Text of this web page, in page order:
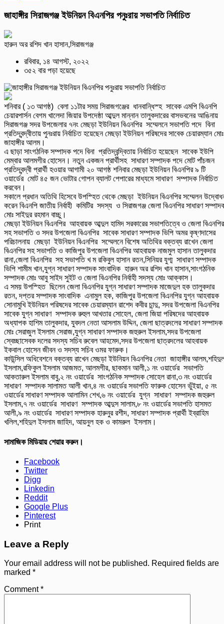
জাহাঙ্গীর সিরাজগঞ্জ ইউনিয়ন বিএনপির পনুঃরায় সভাপতি নির্বাচিত
হারুন অর রশিদ খান হাসান,সিরাজগঞ্জ
রবিবার, ১৪ আগস্ট, ২০২২
৩৫২ বার পড়া হয়েছে
শনিবার ( ১৩ আগষ্ঠ) বেলা ১১টার সময় সিরাজগঞ্জের ধানবান্ধিস্হ সাবেক এমপি বিএনপি
চেয়ারপার্সন বেগম খালেদা জিয়ার উপদেষ্ঠা আব্দুল মান্নান তালুকদারের বাসভবনের আঙিনায়
সিরাজগঞ্জ সদর উপজেলার ৭নং মেছড়া ইউনিয়ন বিএনপির সম্মেলনে সভাপতি পদে বিনা
প্রতিদ্বন্দ্বীতায় পুনঃরায় নির্বাচিত হয়েছেন মেছড়া ইউনিয়ন পরিষদের সাবেক চেয়ারম্যান মোঃ
জাহাঙ্গীর আলম।
এ ছাড়া সাংগঠনিক সম্পাদক পদে বিনা প্রতিদ্বন্দ্বিতায় নির্বাচিত হয়েছেন সাবেক ইউপি
মেম্বার আলমগীর হোসেন। নতুন একজন প্রার্থীসহ সাধারণ সম্পাদক পদে মোট পাঁচজন
প্রতিদ্বন্দ্বী প্রার্থী হওয়ার আগামী ২০ আগষ্ঠ শনিবার মেছড়া ইউনিয়ন বিএনপির ৯ টি
ওয়ার্ডের মোট ৪৫ জন ভোটার গোপন ব্যালট পেপারের মাধ্যমে সাধারণ সম্পাদক নির্বাচিত
করবেন।
সকালে প্রধান অতিথি হিসেবে উপস্হিত থেকে মেছড়া ইউনিয়ন বিএনপির সম্মেলন
করেন বিএনপি জাতীয় নির্বাহী কমিটির সদস্য ও সিরাজগঞ্জ জেলা বিএনপির সাধারণ
মোঃ সাইদুর রহমান বাচ্চু।
মেছড়া ইউনিয়ন বিএনপির আহবায়ক আব্দুল হামিদ সরকারের সভাপতিত্বে ও জেলা বিএনপির
সহ সভাপতি ও সদর উপজেলা বিএনপির সাবেক সাধারণ সম্পাদক ভিপি অমর কৃষ্ণদাসের
পরিচালনায় মেছড়া ইউনিয়ন বিএনপির সম্মেলনে বিশেষ অতিথির বক্তব্য রাখেন জেলা
বিএনপির সহ সভাপতি ও কাজিপুর উপজেলা বিএনপির আহবায়ক নাজমুল হাসান তালুকদার
রানা,জেলা বিএনপির সহ সভাপতি খ ম রকিবুল হাসান রতন,সিনিয়র যুগ্ম সাধারণ সম্পাদক
ভিপি শামীম খান,যুগ্ন সাধারণ সম্পাদক সাংবাদিক হারুন অর রশিদ খান হাসান,সাংগঠনিক
সম্পাদক মোঃ আবু সাইদ সুইট ও জেলা বিএনপির নির্বাহী সদস্য মোঃ আক্কাস।
এ সময় উপস্হিত ছিলেন জেলা বিএনপির যুগ্ন সাধারণ সম্পাদক মাজেদুল হক তালুকদার
রতন, দপ্তর সম্পাদক সাংবাদিক এনামুল হক, কাজিপুর উপজেলা বিএনপির যুগ্ন আহবায়ক
সোনামুখি ইউনিয়ন পরিষদের সাবেক চেয়ারম্যান রাশেদ কবীর চান্দু, সদর উপজেলা বিএনপির
সাবেক যুগ্ন সাধারণ সম্পাদক রুহুল আখতার সোহেল, জেলা জিয়া পরিষদের আহবায়ক
অধ্যাপক হাশিম তালুকদার, যুবদল নেতা আসলাম উদ্দিন, জেলা ছাত্রদলের সাধারণ সম্পাদক
মোঃ সেরাজুল ইসলাম সেরাজ,যুগ্ন সাধারণ সম্পাদক জহুরুল ইসলাম,সদর উপজেলা
স্বেচ্ছাসেবক দলের সদস্য সচিব রুবেল আহমেদ,সদর উপজেলা ছাত্রদলের আহবায়ক
ইকবাল হোসেন জীবন ও সদস্য সচিব ওমর ফারুক।
কাউন্সিল অধিবেশনে বক্তব্য রাখেন মেছড়া ইউনিয়ন বিএনপির নেতা জাহাঙ্গীর
ইসলাম,রফিকুল ইসলাম আজমত, আলমগীর, ছাকমান আলী,১ নং ওয়ার্ডের সভাপতি
আকতারুল ইসলাম বাবু,২ নং ওয়ার্ডের সাংগঠনিক সম্পাদক সোহেল রানা,৩ নং ওয়ার্ডের
সাধারণ সম্পাদক সালামত আলী খান,৪ নং ওয়ার্ডের সভাপতি ফারুক হোসেন ভুঁইয়া, ৫ নং
ওয়ার্ডের সাধারণ সম্পাদক আলামিন শেখ,৬ নং ওয়ার্ডের যুগ্ন সাধারণ সম্পাদক জহুরুল
ইসলাম,৭ নং ওয়ার্ডের সাধারণ সম্পাদক আব্দুস সালাম,৮ নং ওয়ার্ডের সভাপতি হাসমত
আলী,৯ নং ওয়ার্ডের সাধারণ সম্পাদক হারুনুর রশীদ, সাধারণ সম্পাদক প্রার্থী ইব্রাহিম
খলিল,শহিদুল ইসলাম জাহিদ, আয়নুল হক ও কামরুল ইসলাম।
সামাজিক মিডিয়ায় শেয়ার করুন।
Facebook
Twitter
Digg
Linkedin
Reddit
Google Plus
Pinterest
Print
Leave a Reply
Your email address will not be published. Required fields are
marked *
Comment*